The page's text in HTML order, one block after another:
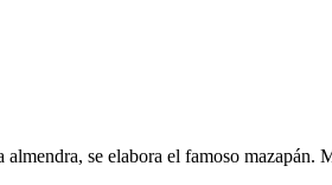
se elabora el famoso mazapán.